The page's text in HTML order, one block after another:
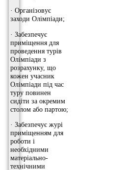
· Організовує
заходи Олімпіади;
· Забезпечує
приміщення для
проведення турів
Олімпіади з
розрахунку, що
кожен учасник
Олімпіади під час
туру повинен
сидіти за окремим
столом або партою;
· Забезпечує журі
приміщенням для
роботи і
необхідними
матеріально-
технічними